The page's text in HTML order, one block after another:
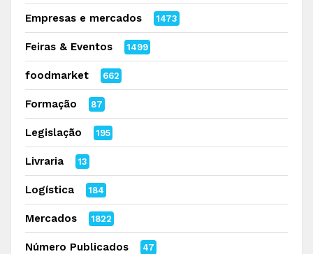
Empresas e mercados 1473
Feiras & Eventos 1499
foodmarket 662
Formação 87
Legislação 195
Livraria 13
Logística 184
Mercados 1822
Número Publicados 47